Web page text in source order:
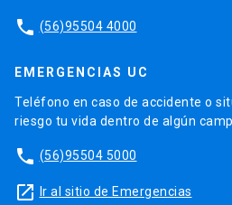
phone (56)95504 4000
EMERGENCIAS UC
Teléfono en caso de accidente o
riesgo tu vida dentro de algún
phone (56)95504 5000
launch Ir al sitio de Emergencias